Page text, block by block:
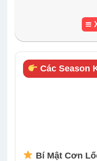
Các Season
Bí Mật Cơn